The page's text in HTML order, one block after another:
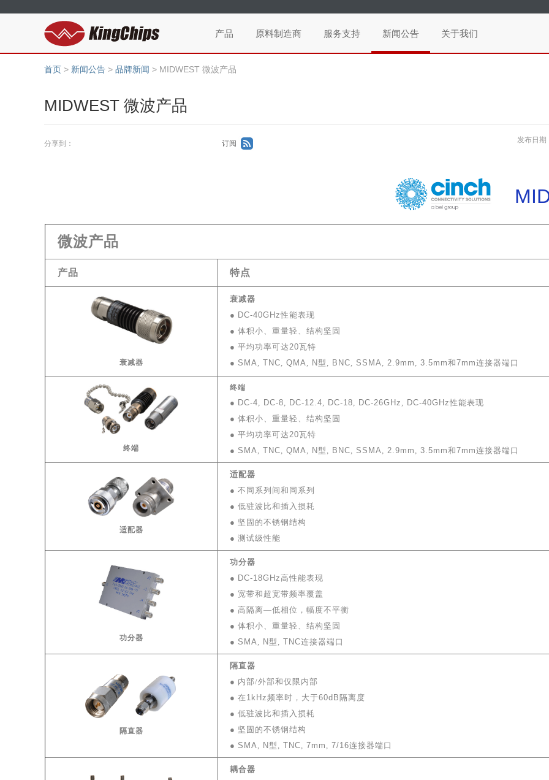
产品 原料制造商 服务支持 新闻公告 关于我们
首页 > 新闻公告 > 品牌新闻 > MIDWEST 微波产品
分享到：
MIDWEST 微波产品
订阅 发布日
微波产品
产品 特点
衰减器
衰减器
● DC-40GHz性能表现
● 体积小、重量轻、结构坚固
● 平均功率可达20瓦特
● SMA, TNC, QMA, N型 , BNC, SSMA, 2.9mm , 3.5mm和7mm连接器端口
终端
终端
● DC-4, DC-8, DC-12.4, DC-18, DC-26GHz , DC-40GHz性能表现
● 体积小、重量轻、结构坚固
● 平均功率可达20瓦特
● SMA, TNC, QMA, N型 , BNC, SSMA, 2.9mm , 3.5mm和7mm连接器端口
适配器
适配器
● 不同系列间和同系列
● 低驻波比和插入损耗
● 坚固的不锈钢结构
● 测试级性能
功分器
功分器
● DC-18GHz高性能表现
● 宽带和超宽带频率覆盖
● 高隔离—低相位，幅度不平衡
● 体积小、重量轻、结构坚固
● SMA, N型 , TNC连接器端口
隔直器
隔直器
● 内部/外部和仅限内部
● 在 1kHz频率时，大于60dB 隔离度
● 低驻波比和插入损耗
● 坚固的不锈钢结构
● SMA, N型 , TNC, 7mm , 7/16连接器端口
耦合器